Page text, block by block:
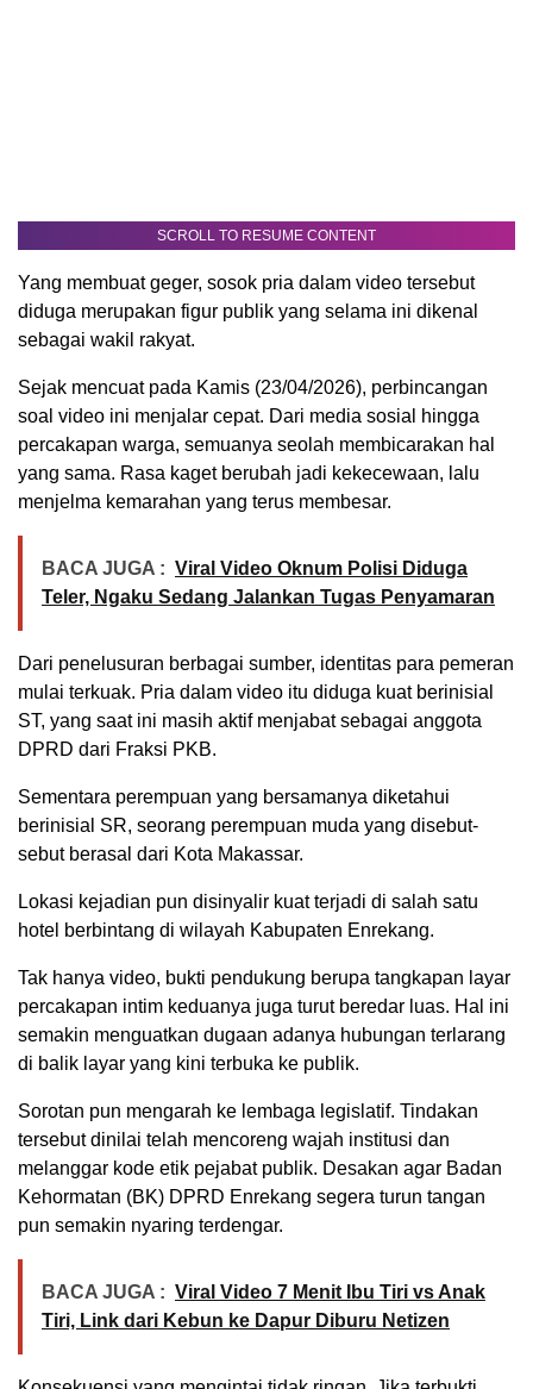
SCROLL TO RESUME CONTENT
Yang membuat geger, sosok pria dalam video tersebut
diduga merupakan figur publik yang selama ini dikenal
sebagai wakil rakyat.
Sejak mencuat pada Kamis (23/04/2026), perbincangan
soal video ini menjalar cepat. Dari media sosial hingga
percakapan warga, semuanya seolah membicarakan hal
yang sama. Rasa kaget berubah jadi kekecewaan, lalu
menjelma kemarahan yang terus membesar.
BACA JUGA : Viral Video Oknum Polisi Diduga
Teler, Ngaku Sedang Jalankan Tugas Penyamaran
Dari penelusuran berbagai sumber, identitas para pemeran
mulai terkuak. Pria dalam video itu diduga kuat berinisial
ST, yang saat ini masih aktif menjabat sebagai anggota
DPRD dari Fraksi PKB.
Sementara perempuan yang bersamanya diketahui
berinisial SR, seorang perempuan muda yang disebut-
sebut berasal dari Kota Makassar.
Lokasi kejadian pun disinyalir kuat terjadi di salah satu
hotel berbintang di wilayah Kabupaten Enrekang.
Tak hanya video, bukti pendukung berupa tangkapan layar
percakapan intim keduanya juga turut beredar luas. Hal ini
semakin menguatkan dugaan adanya hubungan terlarang
di balik layar yang kini terbuka ke publik.
Sorotan pun mengarah ke lembaga legislatif. Tindakan
tersebut dinilai telah mencoreng wajah institusi dan
melanggar kode etik pejabat publik. Desakan agar Badan
Kehormatan (BK) DPRD Enrekang segera turun tangan
pun semakin nyaring terdengar.
BACA JUGA : Viral Video 7 Menit Ibu Tiri vs Anak
Tiri, Link dari Kebun ke Dapur Diburu Netizen